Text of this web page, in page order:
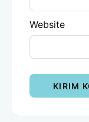
Website